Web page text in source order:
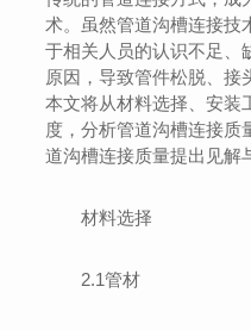
术。虽然管道沟槽连接技
于相关人员的认识不足、
原因，导致管件松脱、接
本文将从材料选择、安装
度，分析管道沟槽连接质
道沟槽连接质量提出见解
材料选择
2.1管材